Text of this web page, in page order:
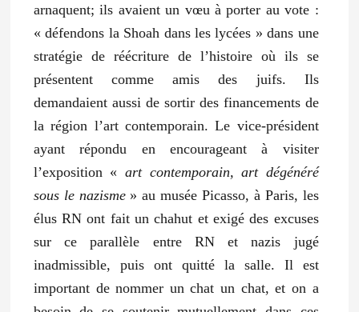
arnaquent; ils avaient un vœu à porter au vote :
« défendons la Shoah dans les lycées » dans une
stratégie de réécriture de l’histoire où ils se
présentent comme amis des juifs. Ils
demandaient aussi de sortir des financements de
la région l’art contemporain. Le vice-président
ayant répondu en encourageant à visiter
l’exposition « art contemporain, art dégénéré
sous le nazisme » au musée Picasso, à Paris, les
élus RN ont fait un chahut et exigé des excuses
sur ce parallèle entre RN et nazis jugé
inadmissible, puis ont quitté la salle. Il est
important de nommer un chat un chat, et on a